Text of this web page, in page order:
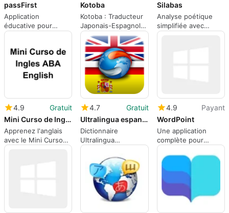
passFirst
Application
éducative pour
apprendre l'anglais
Kotoba
Kotoba : Traducteur
Japonais-Espagnol
Efficace
Silabas
Analyse poétique
simplifiée avec
Silabas
4.9
Gratuit
Mini Curso de Ingles ABA English
Apprenez l'anglais
avec le Mini Curso
de Inglés
4.7
Gratuit
Ultralingua espanol-ingles
Dictionnaire
Ultralingua
Espagnol-Anglais
4.9
Payant
WordPoint
Une application
complète pour
Windows, par Point
to Translate.com.